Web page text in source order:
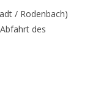
/ Rodenbach)
des